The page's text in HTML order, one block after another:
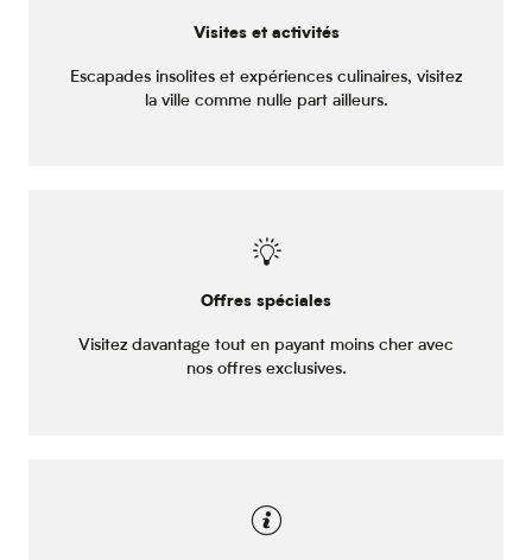
Visites et activités
Escapades insolites et expériences culinaires, visitez
la ville comme nulle part ailleurs.
Offres spéciales
Visitez davantage tout en payant moins cher avec
nos offres exclusives.